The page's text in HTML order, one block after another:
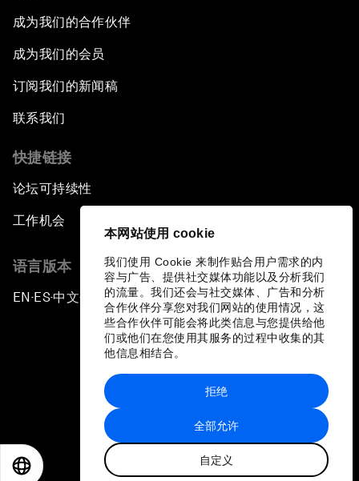
本网站使用 cookie
我们使用 Cookie 来制作贴合用户需求的内
容与广告、提供社交媒体功能以及分析我们
的流量。我们还会与社交媒体、广告和分析
合作伙伴分享您对我们网站的使用情况，这
些合作伙伴可能会将此类信息与您提供给他
们或他们在您使用其服务的过程中收集的其
他信息相结合。
全部允许
自定义
拒绝
成为我们的合作伙伴
成为我们的会员
订阅我们的新闻稿
联系我们
快捷链接
论坛可持续性
工作机会
语言版本
EN ▪ES▪中文▪ 日本語
站点地图
世界经济论坛